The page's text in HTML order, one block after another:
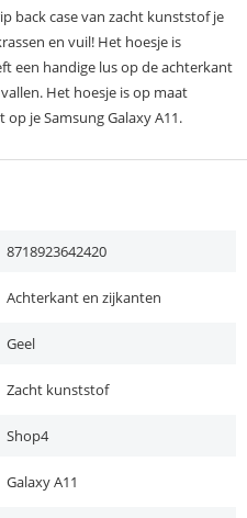
back case van zacht kunststof je
en vuil! Het hoesje is
een handige lus op de achterkant
Het hoesje is op maat
je Samsung Galaxy A11.
8718923642420
Achterkant en zijkanten
Geel
Zacht kunststof
Shop4
Galaxy A11